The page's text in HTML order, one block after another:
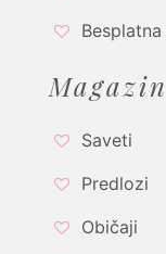
Magazin
Saveti
Predlozi
Običaji